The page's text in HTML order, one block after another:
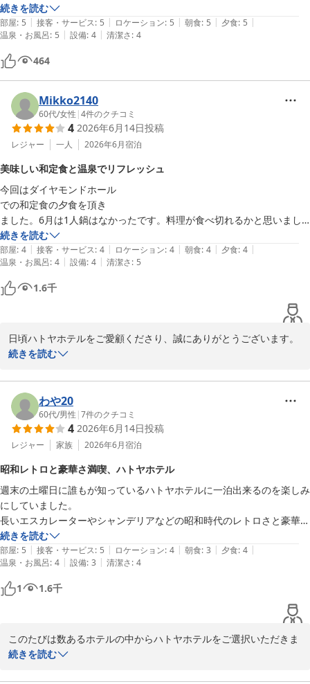
温泉やサウナも本格的ですし、夕食と朝食のバイキングもホームページ
だと画質が一世代前な感じがしますが、鮮度の良いお刺身や地の美味し
いものがいただけて大満足でした。サンハトヤの海底温泉も使えるので
至れり尽くせりです。
うちの夫は出かけるのがあまり得意ではないのですが、ここにはまた来
たいとのことです。
続きを読む
部屋: 5 | 接客・サービス: 5 | ロケーション: 5 | 朝食: 5 | 夕食: 5 |
温泉・お風呂: 5 | 設備: 4 | 清潔さ: 4
464
Mikko2140
60代/女性 |4件のクチコミ
4 2026年6月14日投稿
レジャー 一人 2026年6月宿泊
美味しい和定食と温泉でリフレッシュ
今回はダイヤモンドホール
での和定食の夕食を頂き
ました。6月は1人鍋はなかったです。料理が食べ切れるかと思いまし
たが、美味しかったので完食しました。
久しぶりに温泉に入りたくなり再びこちらに宿泊しました。泉質が優し
くて気に入っています。お部屋の掃除が
行き届いて落ち着きました。
和式の敷布団が適度な硬さで
とプールを利用して寛ぎ元気を取り戻し帰宅することが
出来ました。また訪れたい
続きを読む
部屋: 4 | 接客・サービス: 4 | ロケーション: 4 | 朝食: 4 | 夕食: 4 |
温泉・お風呂: 4 | 設備: 4 | 清潔さ: 5
1.6千
日頃ハトヤホテルをご愛顧くださり、誠にありがとうございます。
天然自噴の温泉は単純温泉のため派手さはございませんが、効能に
いますので、リフレッシュにはお勧めです。
バイキング内容は季節や仕入れ状況で変わりますので、またぜひご
利用くださいませ。お客様のまたのご利用を、スタッフ一同こころ
よりお待ち申し上げております。お気持ちのこもったご意見にあら
ためて御礼を申し上げます。
伊東温泉 ハトヤホテル
2026-06-23
続きを読む
わや20
60代/男性 |7件のクチコミ
4 2026年6月14日投稿
レジャー 家族 2026年6月宿泊
昭和レトロと豪華さ満喫、ハトヤホテル
週末の土曜日に誰もが知っているハトヤホテルに一泊出来るのを楽しみ
にしていました。
長いエスカレーターやシャンデリアなどの昭和時代のレトロさと豪華さ
を楽しみゆっくり過ごす事が出来ました。夕飯のバイキングは貝の盛合
わせや刺身が美味しかったのと作りたての天ぷらなどお腹いっぱいいた
だきました。
夜景では「ハトヤ」の文字が一際目立っていました、次の日には系列の
サンハトヤの海中温泉の無料券を頂き魚を見てゆっくり温泉を楽しみま
続きを読む
部屋: 5 | 接客・サービス: 5 | ロケーション: 4 | 朝食: 3 | 夕食: 4 |
温泉・お風呂: 4 | 設備: 3 | 清潔さ: 4
1 1.6千
このたびは数あるホテルの中からハトヤホテルをご選択いただきま
して、誠にありがとうございます。
続きを読む